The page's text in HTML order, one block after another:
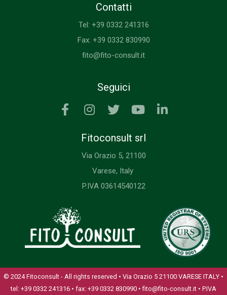
Contatti
Tel: +39 0332 241316
Fax: +39 0332 830990
fito@fito-consult.it
Seguici
Fitoconsult srl
Via Orazio 5, 21100
Varese, Italy
P.IVA 03614540122
© 2024 Fitoconsult - All rights reserved • Via Orazio 5 21100 VARESE ITALY •
tel: +39 0332 241316 • fax: +39 0332 830990 • fito@fito-consult.it • P.IVA